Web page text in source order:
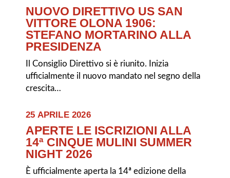
NUOVO DIRETTIVO US SAN
VITTORE OLONA 1906:
STEFANO MORTARINO ALLA
PRESIDENZA
Il Consiglio Direttivo si è riunito. Inizia
ufficialmente il nuovo mandato nel segno della
crescita…
25 APRILE 2026
APERTE LE ISCRIZIONI ALLA
14ª CINQUE MULINI SUMMER
NIGHT 2026
È ufficialmente aperta la 14ª edizione della